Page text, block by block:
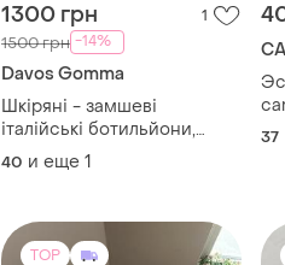
1300 грн 1
1500 грн -14%
Davos Gomma
Шкіряні - замшеві
італійські ботильйони,
сапожки. davos gomma
40 и еще 1
37
TOP